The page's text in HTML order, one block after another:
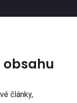
články,